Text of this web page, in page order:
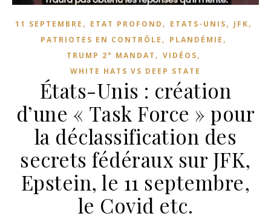
11 SEPTEMBRE , ETAT PROFOND , ETATS-UNIS, JFK,
PATRIOTES EN CONTRÔLE , PLANDÉMIE ,
TRUMP 2° MANDAT , VIDÉOS,
WHITE HATS VS DEEP STATE
États-Unis : création
d’une « Task Force » pour
la déclassification des
secrets fédéraux sur JFK,
Epstein, le 11 septembre,
le Covid etc.